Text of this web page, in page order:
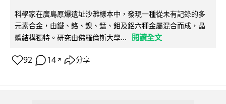
科學家在廣島原爆遺址沙灘樣本中，發現一種從未有記錄的多
元素合金，由鐵、鉻、鎳、錳、鉬及鋁六種金屬混合而成，晶
體結構獨特。研究由佛羅倫斯大學...
閱讀全文
92 14 ↗ 分享